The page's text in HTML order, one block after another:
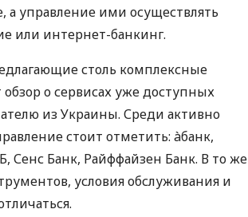
управление ими осуществлять
или интернет-банкинг.
столь комплексные
о сервисах уже доступных
из Украины. Среди активно
стоит отметить: àбанк,
Сенс Банк, Райффайзен Банк. В то же
условия обслуживания и